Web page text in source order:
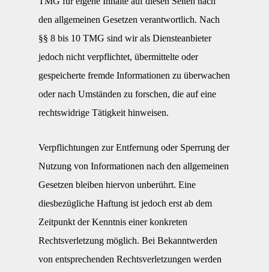
den allgemeinen Gesetzen verantwortlich. Nach
§§ 8 bis 10 TMG sind wir als Diensteanbieter
jedoch nicht verpflichtet, übermittelte oder
gespeicherte fremde Informationen zu überwachen
oder nach Umständen zu forschen, die auf eine
rechtswidrige Tätigkeit hinweisen.
Verpflichtungen zur Entfernung oder Sperrung der
Nutzung von Informationen nach den allgemeinen
Gesetzen bleiben hiervon unberührt. Eine
diesbezügliche Haftung ist jedoch erst ab dem
Zeitpunkt der Kenntnis einer konkreten
Rechtsverletzung möglich. Bei Bekanntwerden
von entsprechenden Rechtsverletzungen werden